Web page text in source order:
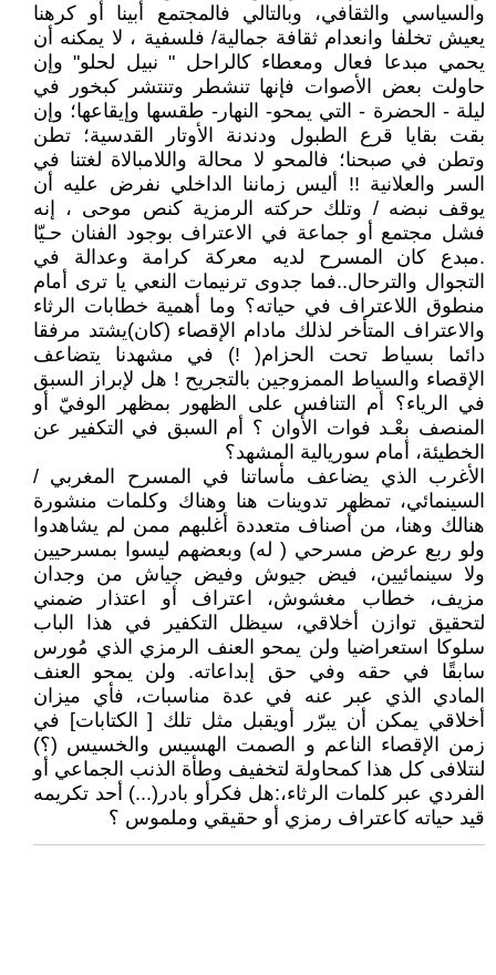
والسياسي والثقافي، وبالتالي فالمجتمع أبينا أو كرهنا
يعيش تخلفا وانعدام ثقافة جمالية/ فلسفية ، لا يمكنه أن
يحمي مبدعا فعال ومعطاء كالراحل " نبيل لحلو" وإن
حاولت بعض الأصوات فإنها تنشطر وتنتشر كبخور في
ليلة - الحضرة - التي يمحو- النھار- طقسھا وإيقاعھا؛ وإن
بقت بقايا قرع الطبول ودندنة الأوتار القدسية؛ تطن
وتطن في صبحنا؛ فالمحو لا محالة واللامبالاة لغتنا في
السر والعلانية !! أليس زماننا الداخلي نفرض عليه أن
يوقف نبضه / وتلك حركته الرمزية كنص موحى ، إنه
فشل مجتمع أو جماعة في الاعتراف بوجود الفنان حـيّا
.مبدع كان المسرح لديه معركة كرامة وعدالة في
التجوال والترحال..فما جدوى ترنيمات النعي يا ترى أمام
منطوق اللاعتراف في حياته؟ وما أهمية خطابات الرثاء
والاعتراف المتأخر لذلك مادام الإقصاء (كان)يشتد مرفقا
دائما بسياط تحت الحزام( !) في مشهدنا يتضاعف
الإقصاء والسياط الممزوجين بالتجريح ! هل لإبراز السبق
في الرياء؟ أم التنافس على الظهور بمظهر الوفيّ أو
المنصف بعْـد فوات الأوان ؟ أم السبق في التكفير عن
الخطيئة، أمام سوريالية المشهد؟
الأغرب الذي يضاعف مأساتنا في المسرح المغربي /
السينمائي، تمظهر تدوينات هنا وهناك وكلمات منشورة
هنالك وهنا، من أصناف متعددة أغلبهم ممن لم يشاهدوا
ولو ربع عرض مسرحي ( له) وبعضهم ليسوا بمسرحيين
ولا سينمائيين، فيض جيوش وفيض جياش من وجدان
مزيف، خطاب مغشوش، اعتراف أو اعتذار ضمني
لتحقيق توازن أخلاقي، سيظل التكفير في هذا الباب
سلوكا استعراضيا ولن يمحو العنف الرمزي الذي مُورس
سابقًا في حقه وفي حق إبداعاته. ولن يمحو العنف
المادي الذي عبر عنه في عدة مناسبات، فأي ميزان
أخلاقي يمكن أن يبرّر أويقبل مثل تلك [ الكتابات] في
زمن الإقصاء الناعم و الصمت الهسيس والخسيس (؟)
لنتلافى كل هذا كمحاولة لتخفيف وطأة الذنب الجماعي أو
الفردي عبر كلمات الرثاء،:هل فكرأو بادر(...) أحد تكريمه
قيد حياته كاعتراف رمزي أو حقيقي وملموس ؟